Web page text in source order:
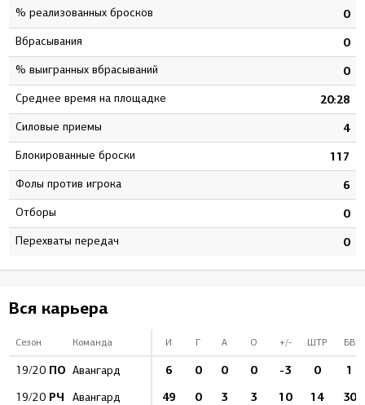
% реализованных бросков 0
Вбрасывания 0
% выигранных вбрасываний 0
Среднее время на площадке 20:28
Силовые приемы 4
Блокированные броски 117
Фолы против игрока 6
Отборы 0
Перехваты передач 0
Вся карьера
Сезон Команда И Г А О +/- ШТР БВ
19/20 ПО Авангард 6 0 0 0 -3 0 1
19/20 РЧ Авангард 49 0 3 3 10 14 30